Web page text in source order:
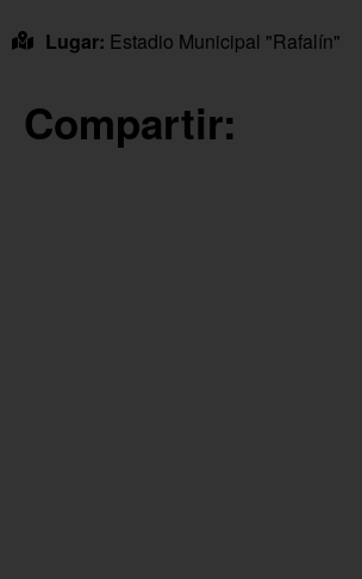
Lugar: Estadio Municipal "Rafalín"
Compartir: